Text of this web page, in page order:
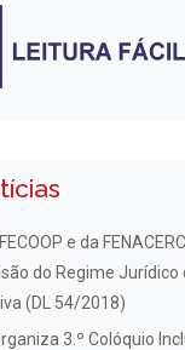
e da
do Regime Jurídico
(DL 54/2018)
3.º Colóquio